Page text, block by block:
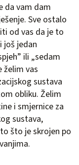
da vam dam
Sve ostalo
od vas da je to
još jedan
ili „sedam
želim vas
sustava
obliku. Želim
i smjernice za
sustava,
što je skrojen po